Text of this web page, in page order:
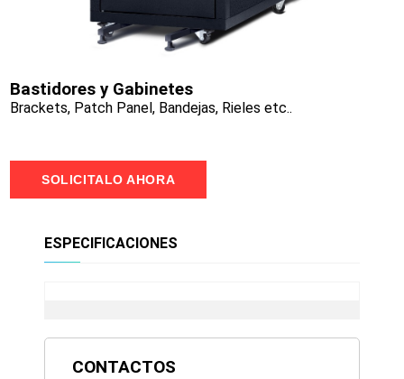
Bastidores y Gabinetes
Brackets, Patch Panel, Bandejas, Rieles etc..
SOLICITALO AHORA
ESPECIFICACIONES
CONTACTOS